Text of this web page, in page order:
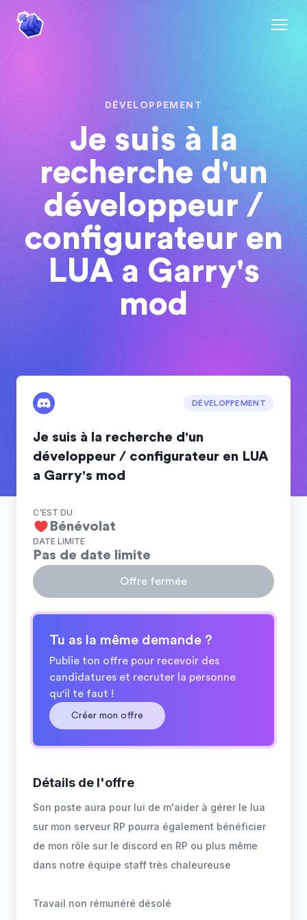
DÉVELOPPEMENT
Je suis à la
recherche d'un
développeur /
configurateur en
LUA a Garry's
mod
DÉVELOPPEMENT
Je suis à la recherche d'un
développeur / configurateur en LUA
a Garry's mod
C'EST DU
Bénévolat
DATE LIMITE
Pas de date limite
Offre fermée
Tu as la même demande ?
Publie ton offre pour recevoir des
candidatures et recruter la personne
qu'il te faut !
Créer mon offre
Détails de l'offre
Son poste aura pour lui de m'aider à gérer le lua
sur mon serveur RP pourra également bénéficier
de mon rôle sur le discord en RP ou plus même
dans notre équipe staff très chaleureuse
Travail non rémunéré désolé